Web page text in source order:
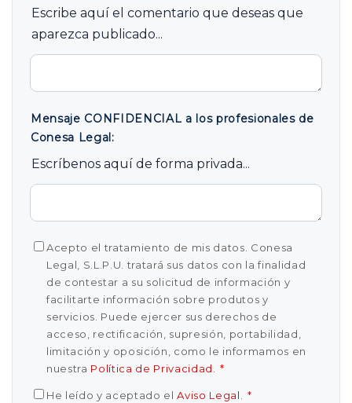
Escribe aquí el comentario que deseas que
aparezca publicado...
Mensaje CONFIDENCIAL a los profesionales de
Conesa Legal:
Escríbenos aquí de forma privada...
Acepto el tratamiento de mis datos. Conesa
Legal, S.L.P.U. tratará sus datos con la finalidad
de contestar a su solicitud de información y
facilitarte información sobre produtos y
servicios. Puede ejercer sus derechos de
acceso, rectificación, supresión, portabilidad,
limitación y oposición, como le informamos en
nuestra Política de Privacidad *
He leído y aceptado elAviso Legal *